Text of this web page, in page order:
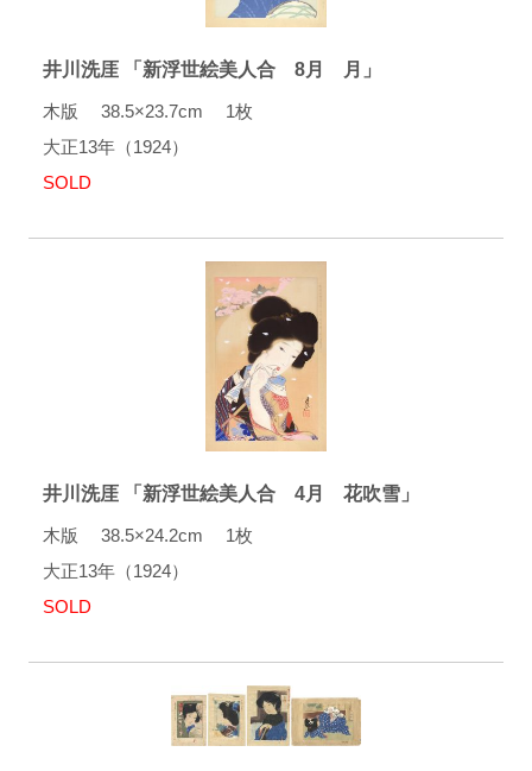
井川洗厓 「新浮世絵美人合 8月 月」
木版 38.5×23.7cm 1枚
大正13年（1924）
SOLD
井川洗厓 「新浮世絵美人合 4月 花吹雪」
木版 38.5×24.2cm 1枚
大正13年（1924）
SOLD